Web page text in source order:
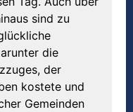
sind zu
die
der
kostete und
Gemeinden